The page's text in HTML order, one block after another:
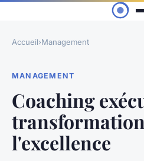
Accueil›Management
MANAGEMENT
Coaching
l'excellence